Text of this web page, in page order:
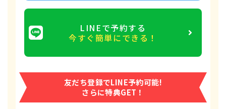
LINEで予約する
今すぐ簡単にできる！
友だち登録でLINE予約可能!
さらに特典GET！